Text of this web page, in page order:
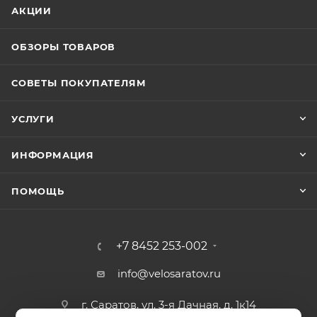
положение cпины ребенка во время сна (12,5 ˚
Пояс-пряжка не может быть открыт ребенком
АКЦИИ
ОБЗОРЫ ТОВАРОВ
СОВЕТЫ ПОКУПАТЕЛЯМ
УСЛУГИ
ИНФОРМАЦИЯ
ПОМОЩЬ
+7 8452 253-002
info@velosaratov.ru
г. Саратов, ул. 3-я Дачная, д. 1к14